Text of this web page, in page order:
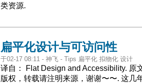
类资源.
扁平化设计与可访问性
于02-17 08:11 - 神飞 - Tips 扁平化 拟物化 设计
译自： Flat Design and Accessibility. 原
版权，转载请注明来源，谢谢〜〜. 这几